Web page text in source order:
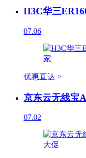
H3C华三
07.06
优惠直达 >
京东云无线宝
07.02